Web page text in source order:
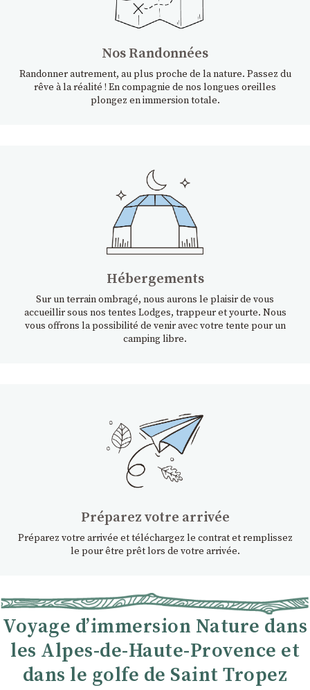
Nos Randonnées
Randonner autrement, au plus proche de la nature. Passez du
rêve à la réalité ! En compagnie de nos longues oreilles
plongez en immersion totale.
Hébergements
Sur un terrain ombragé, nous aurons le plaisir de vous
accueillir sous nos tentes Lodges, trappeur et yourte. Nous
vous offrons la possibilité de venir avec votre tente pour un
camping libre.
Préparez votre arrivée
Préparez votre arrivée et téléchargez le contrat et remplissez
le pour être prêt lors de votre arrivée.
Voyage d’immersion Nature dans
les Alpes-de-Haute-Provence et
dans le golfe de Saint Tropez